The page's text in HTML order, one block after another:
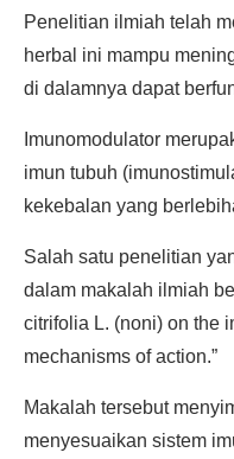
Penelitian ilmiah telah
herbal ini mampu
di dalamnya dapat
Imunomodulator
imun tubuh
kekebalan yang
Salah satu penelitian
dalam makalah ilmiah
citrifolia L. (noni) on the
mechanisms of action.”
Makalah tersebut
menyesuaikan sistem